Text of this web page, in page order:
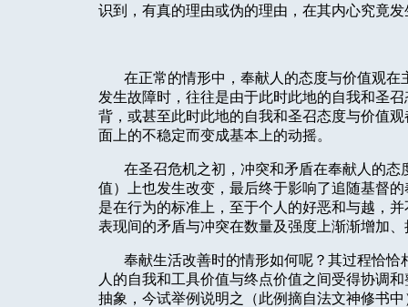
识到，有真的理由或伪的理由，在其内心究竟
在正常的情形中，奉献人的态度与价值观
发生故障时，往往是由于此时此地的自我和圣
背，或甚至此时此地的自我和圣召态度与价值
面上的不稳定而变成基本上的动摇。
在圣召危机之初，冲突和矛盾在奉献人的
值）上也发生改变，最后终于影响了追随基督
是在行为的标准上，至于个人的好恶和与越，
表现间的矛盾与冲突在数量及强度上渐渐增加
奉献生活改善时的情形如何呢？其过程恰
人的自我和工具价值与终点价值之间受得协调
抽象，今试举例说明之（此例摘自法文神修书中